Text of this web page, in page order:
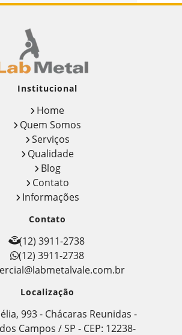
Institucional
Home
Quem Somos
Serviços
Qualidade
Blog
Contato
Informações
Contato
(12) 3911-2738
(12) 3911-2738
Localização
993 - Chácaras Reunidas -
Campos / SP - CEP: 12238-